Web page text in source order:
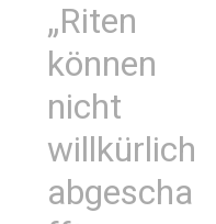
„Riten
können
nicht
willkürlich
abgescha